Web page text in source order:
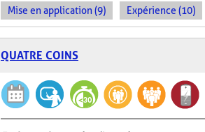
Mise en application (9) Expérience (10)
QUATRE COINS